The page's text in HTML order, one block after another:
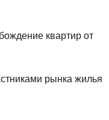
квартир от
рынка жилья